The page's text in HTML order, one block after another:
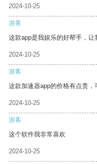
2024-10-25
游客
这款app是我娱乐的好帮手，让
2024-10-25
游客
这款加速器app的价格有点贵，
2024-10-25
游客
这个软件我非常喜欢
2024-10-25